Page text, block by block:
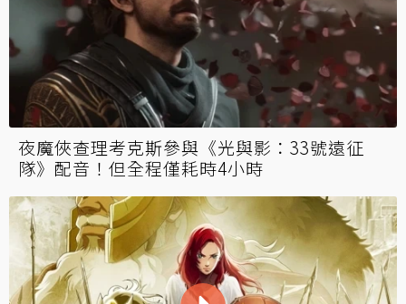
夜魔俠查理考克斯參與《光與影：33號遠征
隊》配音！但全程僅耗時4小時